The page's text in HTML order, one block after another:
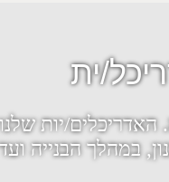
ית
יות
במהלך הבנייה